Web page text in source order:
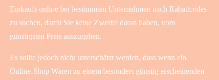
Einkaufs online bei bestimmten Unternehmen nach Rabattcodes
zu suchen, damit Sie keine Zweifel daran haben, vom
günstigsten Preis auszugehen.
Es sollte jedoch nicht unterschätzt werden, dass wenn ein
Online-Shop Waren zu einem besonders günstig erscheinenden